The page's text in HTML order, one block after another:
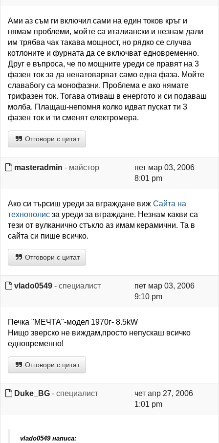
Ами аз съм ги включил сами на един токов кръг и
нямам проблеми, мойте са италиански и незнам дали
им трябва чак такава мощност, но рядко се случва
котлоните и фурната да се включват едновременно.
Друг е въпроса, че по мощните уреди се правят на 3
фазен ток за да ненатоварват само една фаза. Мойте
славабогу са монофазни. Проблема е ако нямате
трифазен ток. Тогава отиваш в енергото и си подаваш
молба. Плащаш-непомня колко идват пускат ти 3
фазен ток и ти сменят електромера.
Отговори с цитат
masteradmin - майстор
пет мар 03, 2006
8:01 pm
Ако си търсиш уреди за вграждане виж Сайта на
технополис за уреди за вграждане. Незнам какви са
тези от вулканично стъкло аз имам керамични. Та в
сайта си пише всичко.
Отговори с цитат
vlado0549 - специалист
пет мар 03, 2006
9:10 pm
Печка "МЕЧТА"-модел 1970г- 8.5kW
Нищо зверско не виждам,просто непускаш всичко
едновременно!
Отговори с цитат
Duke_BG - специалист
чет апр 27, 2006
1:01 pm
vlado0549 написа: